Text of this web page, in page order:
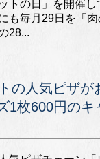
ットの日」を開催
も毎月29日を「
28...
の人気ピザが
1枚600円のキ